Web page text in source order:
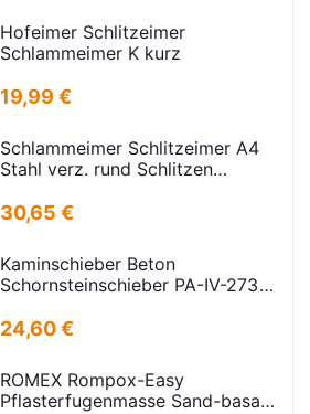
Hofeimer Schlitzeimer
Schlammeimer K kurz
19,99 €
Schlammeimer Schlitzeimer A4
Stahl verz. rund Schlitzen
30,65 €
Kaminschieber Beton
Schornsteinschieber PA-IV-273
16,5x24,5cm
24,60 €
ROMEX Rompox-Easy
Pflasterfugenmasse Sand-basalt